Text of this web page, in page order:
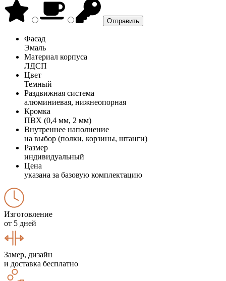
Фасад
Эмаль
Материал корпуса
ЛДСП
Цвет
Темный
Раздвижная система
алюминиевая, нижнеопорная
Кромка
ПВХ (0,4 мм, 2 мм)
Внутреннее наполнение
на выбор (полки, корзины, штанги)
Размер
индивидуальный
Цена
указана за базовую комплектацию
Изготовление
от 5 дней
Замер, дизайн
и доставка бесплатно